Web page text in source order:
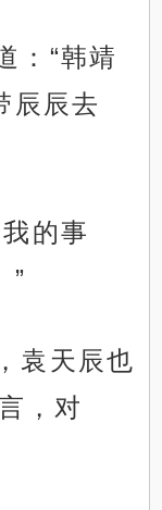
：“韩靖
辰辰去
的事
”
袁天辰也
，对